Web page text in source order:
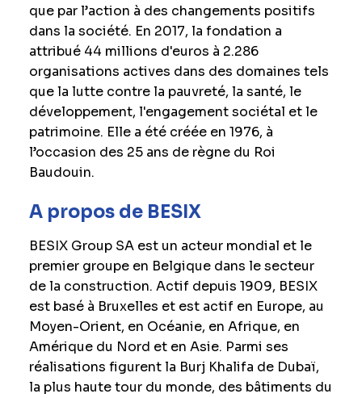
que par l’action à des changements positifs
dans la société. En 2017, la fondation a
attribué 44 millions d'euros à 2.286
organisations actives dans des domaines tels
que la lutte contre la pauvreté, la santé, le
développement, l'engagement sociétal et le
patrimoine. Elle a été créée en 1976, à
l’occasion des 25 ans de règne du Roi
Baudouin.
A propos de BESIX
BESIX Group SA est un acteur mondial et le
premier groupe en Belgique dans le secteur
de la construction. Actif depuis 1909, BESIX
est basé à Bruxelles et est actif en Europe, au
Moyen-Orient, en Océanie, en Afrique, en
Amérique du Nord et en Asie. Parmi ses
réalisations figurent la Burj Khalifa de Dubaï,
la plus haute tour du monde, des bâtiments du